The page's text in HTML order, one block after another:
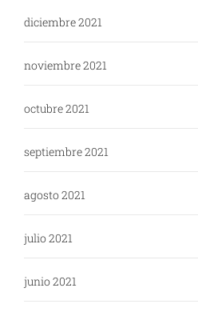
diciembre 2021
noviembre 2021
octubre 2021
septiembre 2021
agosto 2021
julio 2021
junio 2021